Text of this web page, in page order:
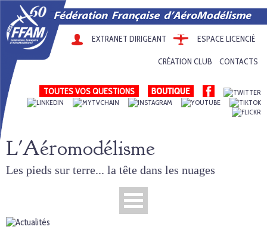
EXTRANET DIRIGEANT ESPACE LICENCIÉ
CRÉATION CLUB CONTACTS
TOUTES VOS QUESTIONS
L'Aéromodélisme
Les pieds sur terre... la tête dans les nuages